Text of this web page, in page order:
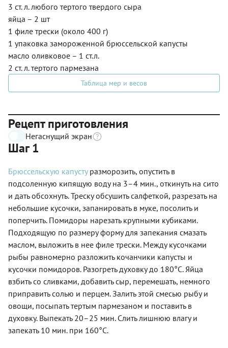
3 ст. л. любого тертого твердого сыра
яйца – 2 шт
1 филе трески (около 400 г)
1 упаковка замороженной брюссельской капусты
масло оливковое – 1 ст.л.
2 ст. л. тертого пармезана
Таблица мер и весов
Рецепт приготовления
Негаснущий экран
Шаг 1
Брюссельскую капустуразморозить, опустить в
подсоленную кипящую воду на 3–4 мин., откинуть на сито
и дать обсохнуть. Треску обсушить салфеткой, разрезать на
небольшие кусочки, запанировать в муке, посолить и
поперчить. Помидоры нарезать крупными кубиками.
Подходящую по размеру форму для запекания смазать
маслом, выложить в нее филе трески. Между кусочками
рыбы равномерно разложить кочанчики капусты и
кусочки помидоров. Разогреть духовку до 180°С. Яйца
взбить со сливками, добавить сыр, перемешать, немного
приправить солью и перцем. Залить этой смесью рыбу и
овощи, посыпать тертым пармезаном и поставить в
духовку. Выпекать 20–25 мин. Слить лишнюю влагу и
запекать 10 мин. при 160°С.